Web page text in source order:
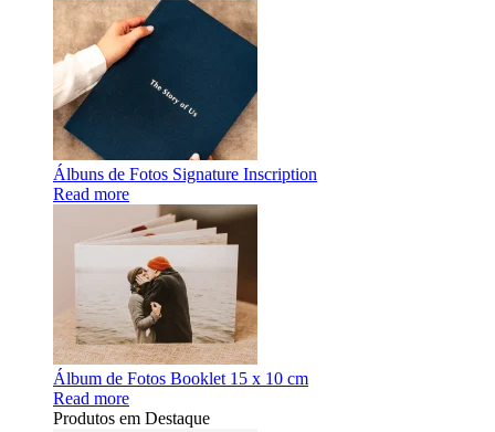
Álbuns de Fotos Signature Inscription
Read more
Álbum de Fotos Booklet 15 x 10 cm
Read more
Produtos em Destaque